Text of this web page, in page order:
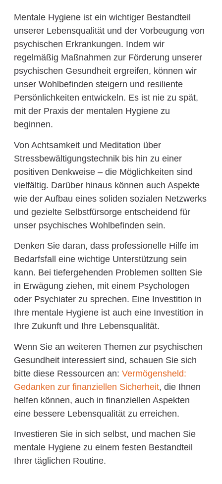
Mentale Hygiene ist ein wichtiger Bestandteil
unserer Lebensqualität und der Vorbeugung von
psychischen Erkrankungen. Indem wir
regelmäßig Maßnahmen zur Förderung unserer
psychischen Gesundheit ergreifen, können wir
unser Wohlbefinden steigern und resiliente
Persönlichkeiten entwickeln. Es ist nie zu spät,
mit der Praxis der mentalen Hygiene zu
beginnen.
Von Achtsamkeit und Meditation über
Stressbewältigungstechnik bis hin zu einer
positiven Denkweise – die Möglichkeiten sind
vielfältig. Darüber hinaus können auch Aspekte
wie der Aufbau eines soliden sozialen Netzwerks
und gezielte Selbstfürsorge entscheidend für
unser psychisches Wohlbefinden sein.
Denken Sie daran, dass professionelle Hilfe im
Bedarfsfall eine wichtige Unterstützung sein
kann. Bei tiefergehenden Problemen sollten Sie
in Erwägung ziehen, mit einem Psychologen
oder Psychiater zu sprechen. Eine Investition in
Ihre mentale Hygiene ist auch eine Investition in
Ihre Zukunft und Ihre Lebensqualität.
Wenn Sie an weiteren Themen zur psychischen
Gesundheit interessiert sind, schauen Sie sich
bitte diese Ressourcen an: Vermögensheld:
Gedanken zur finanziellen Sicherheit, die Ihnen
helfen können, auch in finanziellen Aspekten
eine bessere Lebensqualität zu erreichen.
Investieren Sie in sich selbst, und machen Sie
mentale Hygiene zu einem festen Bestandteil
Ihrer täglichen Routine.